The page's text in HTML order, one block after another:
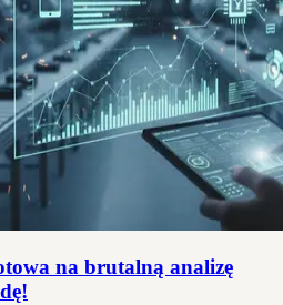
na brutalną analizę